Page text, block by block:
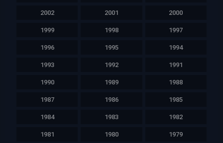
2002 2001 2000
1999 1998 1997
1996 1995 1994
1993 1992 1991
1990 1989 1988
1987 1986 1985
1984 1983 1982
1981 1980 1979